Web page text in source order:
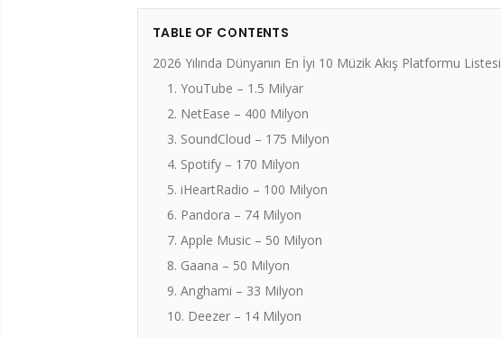
TABLE OF CONTENTS
2026 Yılında Dünyanın En İyi 10 Müzik Akış Platformu Listesi
1. YouTube – 1.5 Milyar
2. NetEase – 400 Milyon
3. SoundCloud – 175 Milyon
4. Spotify – 170 Milyon
5. iHeartRadio – 100 Milyon
6. Pandora – 74 Milyon
7. Apple Music – 50 Milyon
8. Gaana – 50 Milyon
9. Anghami – 33 Milyon
10. Deezer – 14 Milyon